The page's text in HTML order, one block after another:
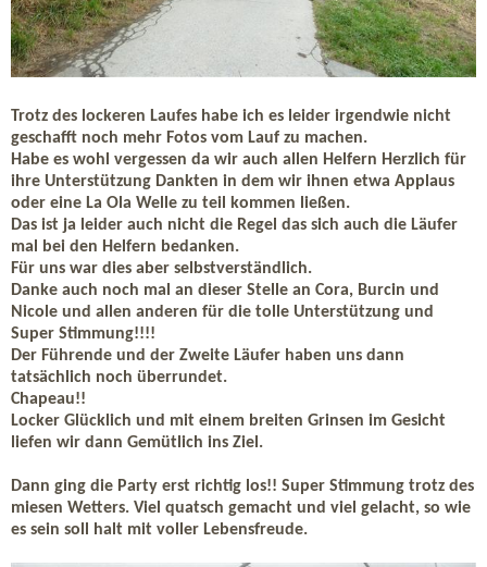
Trotz des lockeren Laufes habe ich es leider irgendwie nicht
geschafft noch mehr Fotos vom Lauf zu machen.
Habe es wohl vergessen da wir auch allen Helfern Herzlich für
ihre Unterstützung Dankten in dem wir ihnen etwa Applaus
oder eine La Ola Welle zu teil kommen ließen.
Das ist ja leider auch nicht die Regel das sich auch die Läufer
mal bei den Helfern bedanken.
Für uns war dies aber selbstverständlich.
Danke auch noch mal an dieser Stelle an Cora, Burcin und
Nicole und allen anderen für die tolle Unterstützung und
Super Stimmung!!!!
Der Führende und der Zweite Läufer haben uns dann
tatsächlich noch überrundet.
Chapeau!!
Locker Glücklich und mit einem breiten Grinsen im Gesicht
liefen wir dann Gemütlich ins Ziel.
Dann ging die Party erst richtig los!! Super Stimmung trotz des
miesen Wetters. Viel quatsch gemacht und viel gelacht, so wie
es sein soll halt mit voller Lebensfreude.